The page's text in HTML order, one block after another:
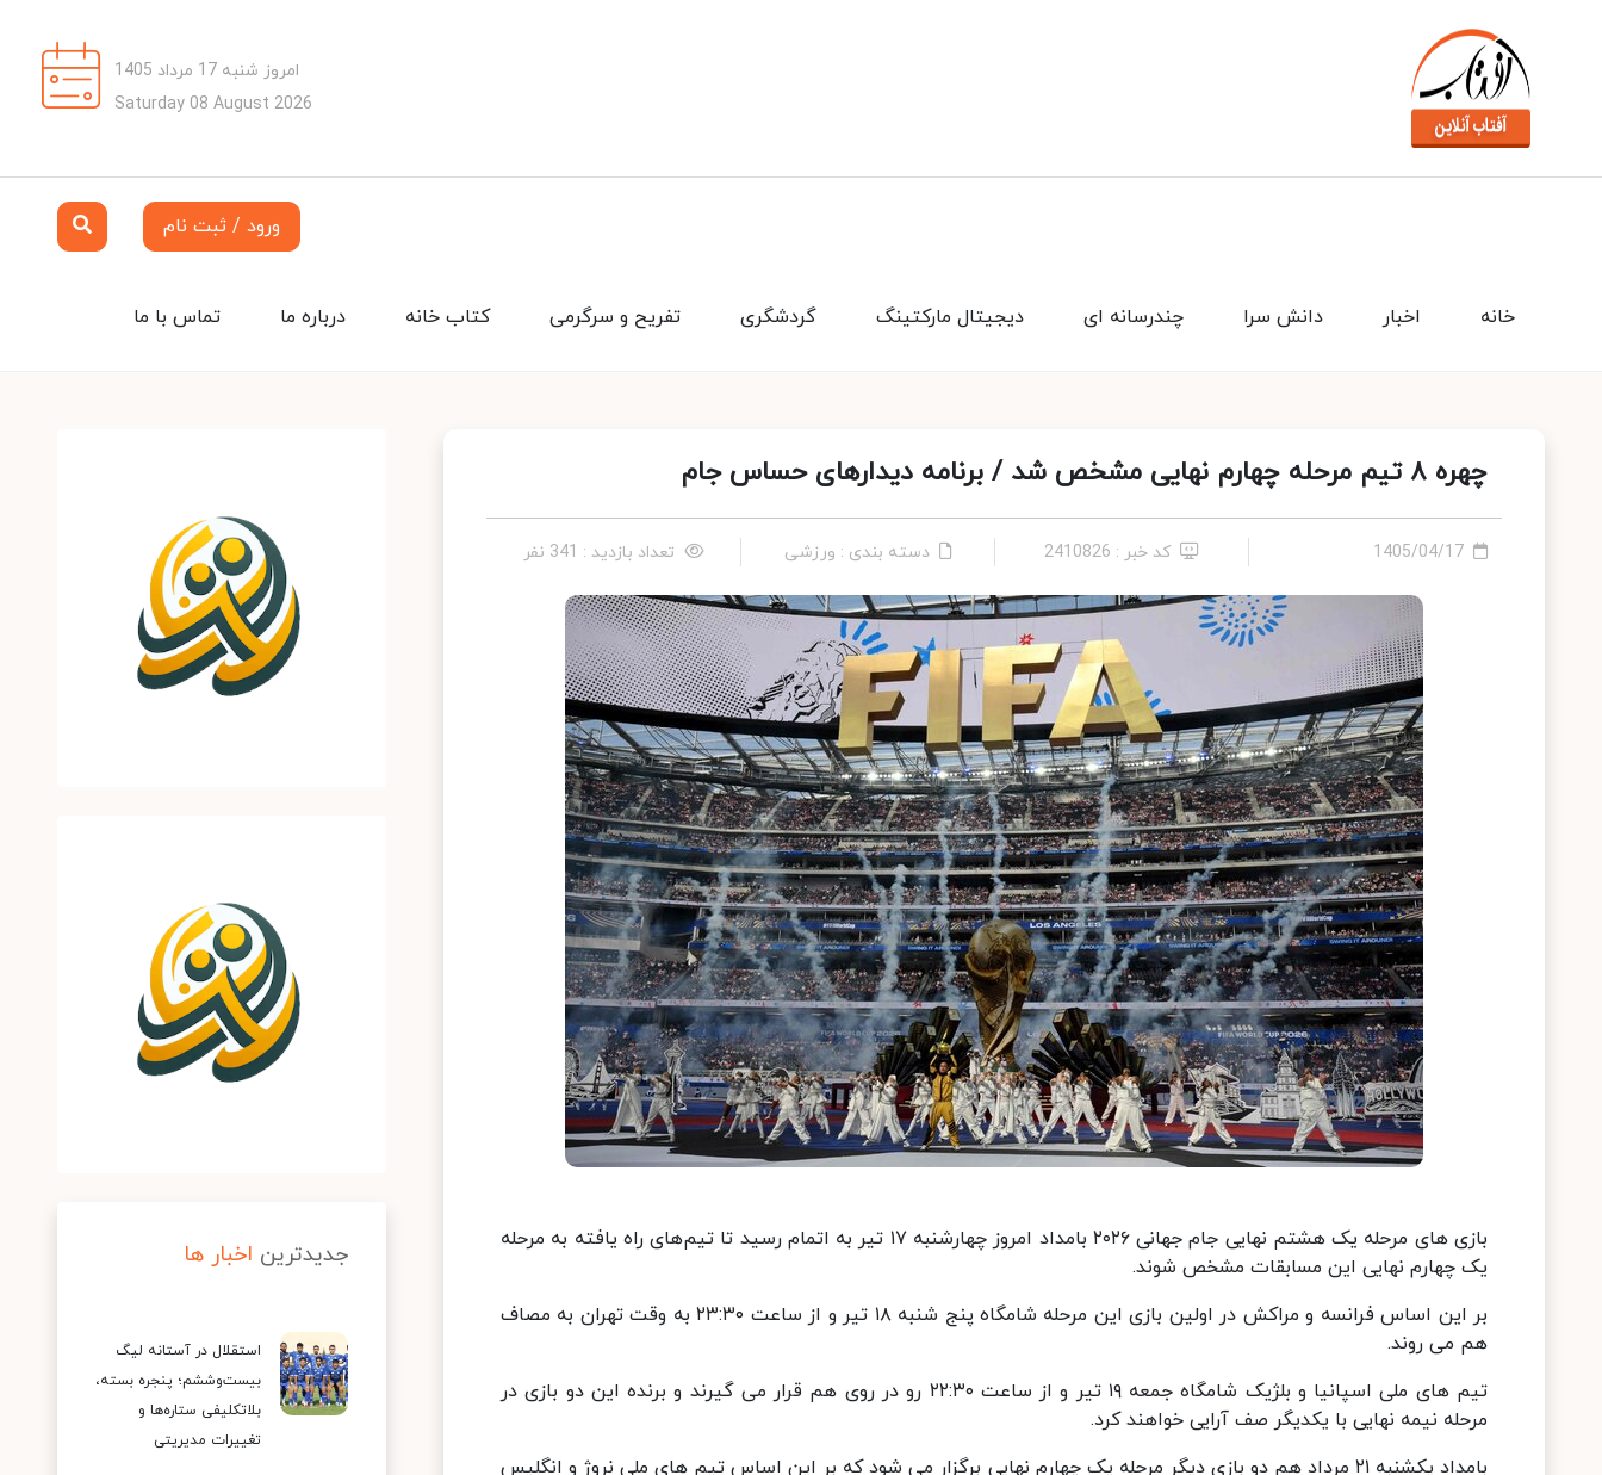
امروز شنبه 17 مرداد 1405
Saturday 08 August 2026
ورود / ثبت نام
تماس با ما درباره ما کتاب خانه تفریح و سرگرمی گردشگری دیجیتال مارکتینگ چندرسانه ای دانش سرا اخبار خانه
چهره ۸ تیم مرحله چهارم نهایی مشخص شد / برنامه دیدارهای حساس جام
1405/04/17 کد خبر : 2410826 دسته بندی : ورزشی تعداد بازدید : 341 نفر
بازی های مرحله یک هشتم نهایی جام جهانی ۲۰۲۶ بامداد امروز چهارشنبه ۱۷ تیر به اتمام رسید تا تیم‌های راه یافته به مرحله
یک چهارم نهایی این مسابقات مشخص شوند.
بر این اساس فرانسه و مراکش در اولین بازی این مرحله شامگاه پنج شنبه ۱۸ تیر و از ساعت ۲۳:۳۰ به وقت تهران به مصاف
هم می روند.
تیم های ملی اسپانیا و بلژیک شامگاه جمعه ۱۹ تیر و از ساعت ۲۲:۳۰ رو در روی هم قرار می گیرند و برنده این دو بازی در
مرحله نیمه نهایی با یکدیگر صف آرایی خواهند کرد.
بامداد یکشنبه ۲۱ مرداد هم دو بازی دیگر مرحله یک چهارم نهایی برگزار می شود که بر این اساس تیم های ملی نروژ و انگلیس
جدیدترین اخبار ها
استقلال در آستانه لیگ
بیست‌وششم؛ پنجره بسته،
بلاتکلیفی ستاره‌ها و
تغییرات مدیریتی